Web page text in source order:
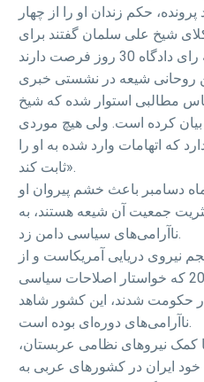
حکم زندان او را از چهار
وکلای شیخ علی سلمان گفتند برای
روحانی شیعه در نشستی خبری
مطالبی استوار شده که شیخ
کرده است. ولی هیچ موردی
که اتهامات وارد شده به او را
ثابت کند».
دسامبر باعث خشم پیروان او
جمعیت آن شیعه هستند، به
ناآرامی‌های سیاسی دامن زد.
نیروی دریایی آمریکاست و از
زمان قیام شیعیان در سال 2011 که خواستار اصلاحات سیاسی
حکومت شدند، این کشور شاهد
ناآرامی‌های دوره‌ای بوده است.
شیعیان در سال 2011 با کمک نیروهای نظامی عربستان،
ایران در کشورهای عربی به